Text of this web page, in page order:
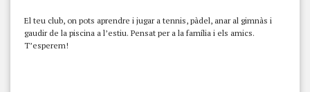
El teu club, on pots aprendre i jugar a tennis, pàdel, anar al gimnàs i
gaudir de la piscina a l’estiu. Pensat per a la família i els amics.
T’esperem!